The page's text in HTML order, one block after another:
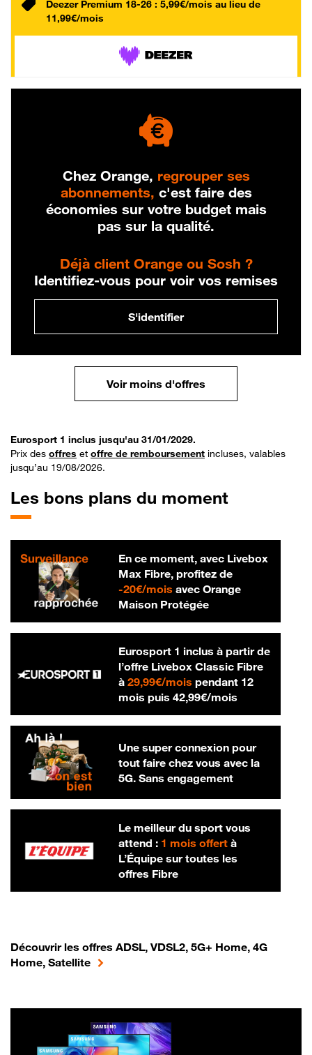
Deezer Premium 18-26 : 5,99€/mois au lieu de
11,99€/mois
Chez Orange, regrouper ses
abonnements, c'est faire des
économies sur votre budget mais
pas sur la qualité.
Déjà client Orange ou Sosh ?
Identifiez-vous pour voir vos remises
S'identifier
Voir moins d'offres
Eurosport 1 inclus jusqu'au 31/01/2029.
Prix des offres et offre de remboursement incluses, valables
jusqu’au 19/08/2026.
Les bons plans du moment
En ce moment, avec Livebox
Max Fibre, profitez de
-20€/mois20 € par mois
avec Orange
Maison Protégée
Eurosport 1 inclus à partir de
l’offre Livebox Classic Fibre
à 29,99€/mois29,99 € par mois
pendant 12
mois puis 42,99€/mois42,99 € par
Une super connexion pour
tout faire chez vous avec la
5G. Sans engagement
Le meilleur du sport vous
attend : 1 mois offertà
L’Équipe sur toutes les
offres Fibre
Découvrir les offres ADSL, VDSL2, 5G+ Home, 4G
Home, Satellite